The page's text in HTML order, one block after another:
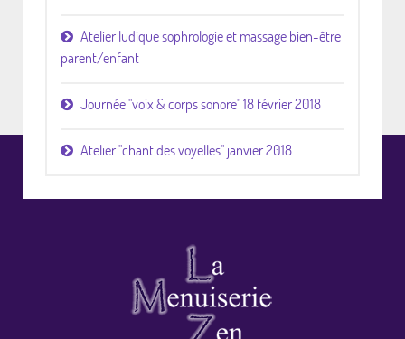
Atelier ludique sophrologie et massage bien-être
parent/enfant
Journée "voix & corps sonore" 18 février 2018
Atelier "chant des voyelles" janvier 2018